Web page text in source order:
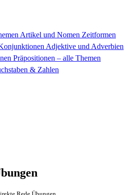
Artikel und Nomen Zeitformen
Adjektive und Adverbien
Präpositionen – alle Themen
& Zahlen